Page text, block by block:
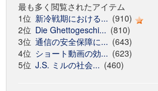
最も多く閲覧されたアイテム
1位 新冷戦期における... (910)
2位 Die Ghettogeschi... (810)
3位 通信の安全保障に... (643)
4位 ショート動画の効... (623)
5位 J.S. ミルの社会... (460)